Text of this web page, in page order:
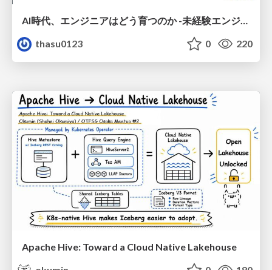
AI時代、エンジニアはどう育つのか -未経験エンジニアの成長を間近で見て考えたこと-
thasu0123
0 220
Apache Hive: Toward a Cloud Native Lakehouse